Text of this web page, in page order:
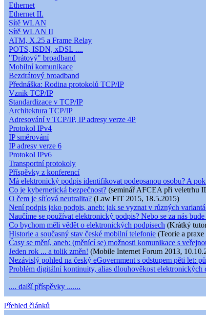
Ethernet
Ethernet II.
Sítě WLAN
Sítě WLAN II
ATM, X.25 a Frame Relay
POTS, ISDN, xDSL ....
"Drátový" broadband
Mobilní komunikace
Bezdrátový broadband
Přednáška: Rodina protokolů TCP/IP
Vznik TCP/IP
Standardizace v TCP/IP
Architektura TCP/IP
Adresování v TCP/IP, IP adresy verze 4P
Protokol IPv4
IP směrování
IP adresy verze 6
Protokol IPv6
Transportní protokoly
Příspěvky z konferencí
Má elektronický podpis identifikovat podepsanou osobu? A
Co je kybernetická bezpečnost? (seminář AFCEA při veletrhu
O čem je síťová neutralita? (Law FIT 2015, 18.5.2015)
Není podpis jako podpis, aneb: jak se vyznat v různých
Naučíme se používat elektronický podpis? Nebo se za nás
Co bychom měli vědět o elektronických podpisech (Krátký
Historie a současný stav české mobilní telefonie (Teorie a
Časy se mění, aneb: (měnící se) možnosti komunikace s
Jeden rok ... a tolik změn! (Mobile Internet Forum 2013,
Nezávislý pohled na český eGovernment s odstupem pěti let:
Problém digitální kontinuity, alias dlouhověkost elektronických
.... další příspěvky .......
Přehled článků